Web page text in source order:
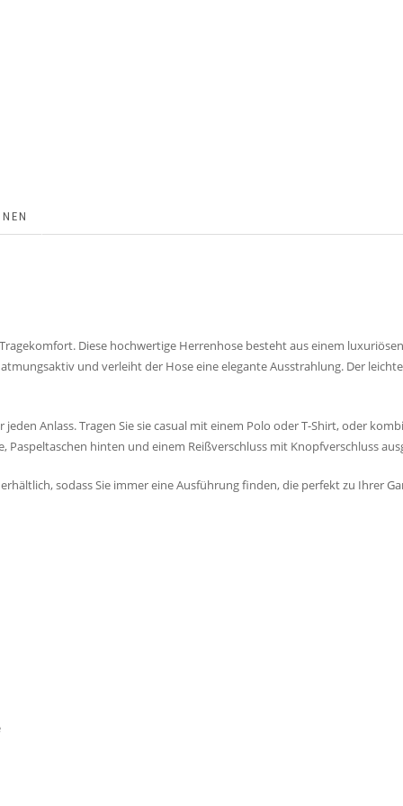
Diese hochwertige Herrenhose besteht aus einem
und verleiht der Hose eine elegante Ausstrahlung. Der
Anlass. Tragen Sie sie casual mit einem Polo oder T-Shirt, oder
Paspeltaschen hinten und einem Reißverschluss mit Knopfverschluss
sodass Sie immer eine Ausführung finden, die perfekt zu Ihrer